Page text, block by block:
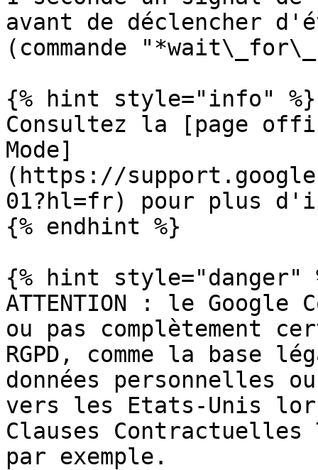
avant de déclencher
(commande
{% hint style="info" %}
Consultez la [page
Mode]
(https://
01?hl=fr) pour plus
{% endhint %}
{% hint style="danger"
ATTENTION : le Google
ou pas complètement
RGPD, comme la base
données
vers les Etats-Unis
Clauses Contractuelles
par exemple.